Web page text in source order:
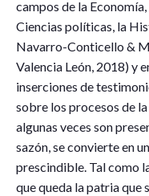
campos de la
Ciencias políticas, la
Navarro-Conticello &
Valencia León, 2018) y
inserciones de
sobre los procesos de
algunas veces son
sazón, se convierte en
prescindible. Tal como
que queda la patria que